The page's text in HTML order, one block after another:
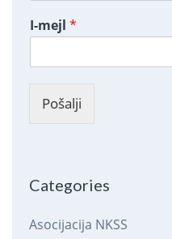
I-mejl *
Pošalji
Categories
Asocijacija NKSS